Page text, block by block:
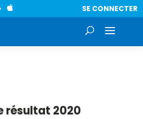
SE CONNECTER
résultat 2020